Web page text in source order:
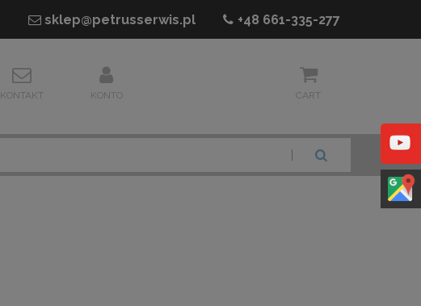
sklep@petrusserwis.pl +48 661-335-277
KONTAKT KONTO CART